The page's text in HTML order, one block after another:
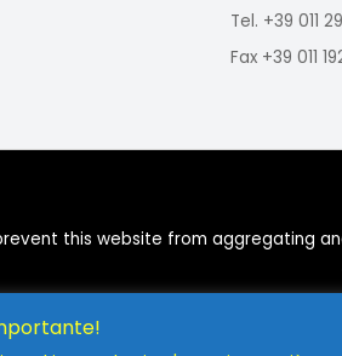
Tel. +39 011
Fax +39 011
this website from aggregating